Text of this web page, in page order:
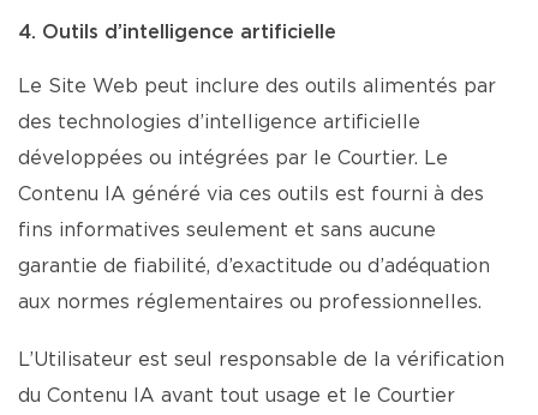
4. Outils d’intelligence artificielle
Le Site Web peut inclure des outils alimentés par
des technologies d’intelligence artificielle
développées ou intégrées par le Courtier. Le
Contenu IA généré via ces outils est fourni à des
fins informatives seulement et sans aucune
garantie de fiabilité, d’exactitude ou d’adéquation
aux normes réglementaires ou professionnelles.
L’Utilisateur est seul responsable de la vérification
du Contenu IA avant tout usage et le Courtier